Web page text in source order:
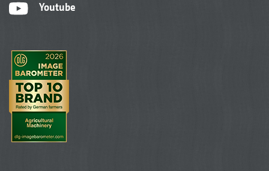
Youtube